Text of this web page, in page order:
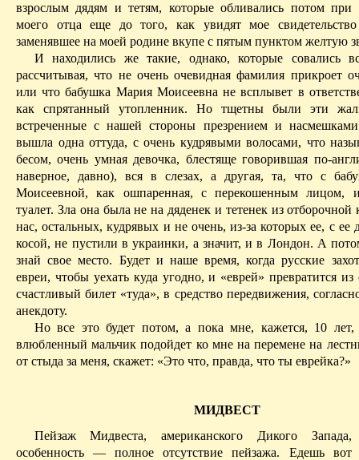
взрослым дядям и тетям, которые обливались потом при
моего отца еще до того, как увидят мое
заменявшее на моей родине вкупе с пятым пунктом желтую
И находились жетакие, однако, которые совались
рассчитывая, что не очень очевидная фамилия прикроет
или что бабушка Мария Моисеевна не всплывет в
как спрятанный утопленник. Но тщетны были эти
встреченные с нашей стороны презрением и
вышла одна оттуда, с очень кудрявыми волосами, что
бесом, очень умная девочка, блестяще говорившая по-
наверное, давно), вся в слезах, а другая, та, что с
Моисеевной, как ошпаренная, с перекошенным лицом,
туалет. Зла она была не на дяденек и тетенек из отборочной
нас, остальных, кудрявых и не очень, из-за которых ее, с ее
косой, не пустили в украинки, а значит, и в Лондон. А
знай свое место. Будет и наше время, когда русские
евреи, чтобы уехать куда угодно, и «еврей» превратится из
счастливый билет «туда», в средство передвижения,
анекдоту.
Но все это будет потом, а пока мне, кажется, 10
влюбленный мальчик подойдет ко мне наперемене на
от стыда за меня, скажет: «Это что, правда, что ты еврейка?»
МИДВЕСТ
ПейзажМидвеста, американского Дикого
особенность — полное отсутствие пейзажа. Едешь